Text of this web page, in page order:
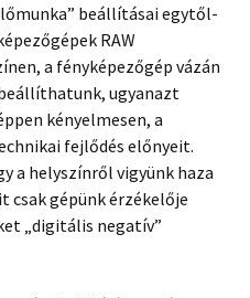
beállításai egytől-
RAW
a fényképezőgép vázán
ugyanazt
kényelmesen, a
fejlődés előnyeit.
a helyszínről vigyünk haza
csak gépünk érzékelője
„digitális negatív”